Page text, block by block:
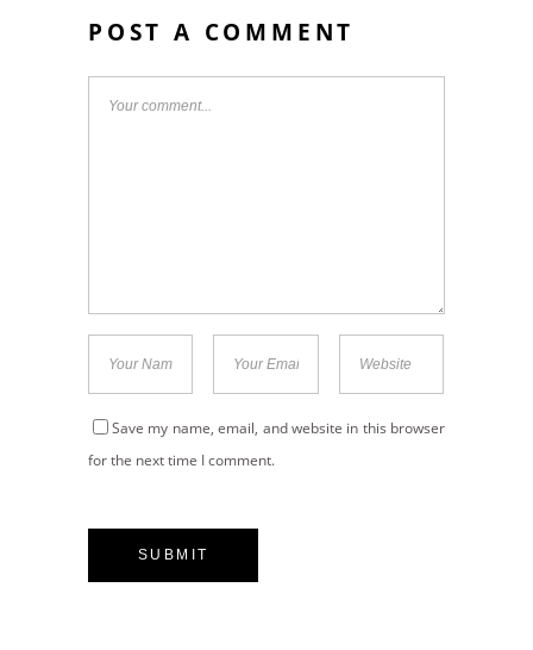
POST A COMMENT
Save my name, email, and website in this browser
for the next time I comment.